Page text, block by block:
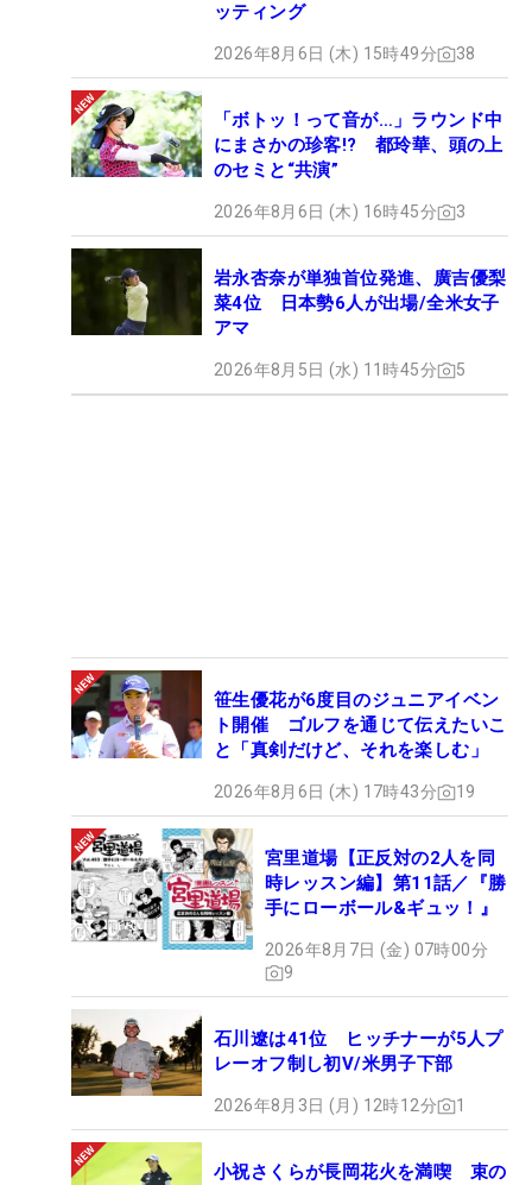
ッティング
2026年8月6日 (木) 15時49分 38
「ボトッ！って音が…」ラウンド中
にまさかの珍客!? 都玲華、頭の上
のセミと“共演”
2026年8月6日 (木) 16時45分 3
岩永杏奈が単独首位発進、廣吉優梨
菜4位 日本勢6人が出場/全米女子
アマ
2026年8月5日 (水) 11時45分 5
笹生優花が6度目のジュニアイベン
ト開催 ゴルフを通じて伝えたいこ
と「真剣だけど、それを楽しむ」
2026年8月6日 (木) 17時43分 19
宮里道場【正反対の2人を同
時レッスン編】第11話／『勝
手にローボール&ギュッ！』
2026年8月7日 (金) 07時00分
9
石川遼は41位 ヒッチナーが5人プ
レーオフ制し初V/米男子下部
2026年8月3日 (月) 12時12分 1
小祝さくらが長岡花火を満喫 束の